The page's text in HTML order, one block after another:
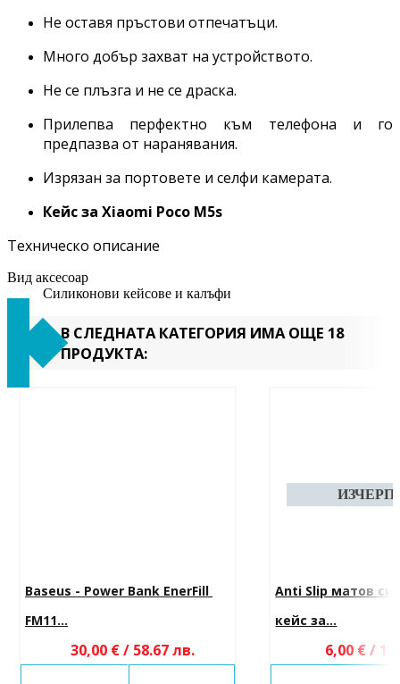
Не оставя пръстови отпечатъци.
Много добър захват на устройството.
Не се плъзга и не се драска.
Прилепва перфектно към телефона и го
предпазва от наранявания.
Изрязан за портовете и селфи камерата.
Кейс за Xiaomi Poco M5s
Техническо описание
Вид аксесоар
Силиконови кейсове и калъфи
В СЛЕДНАТА КАТЕГОРИЯ ИМА ОЩЕ 18
ПРОДУКТА:
Baseus - Power Bank EnerFill
FM11...
30,00 € / 58.67 лв.
Anti Slip матов
кейс за...
6,00 € /